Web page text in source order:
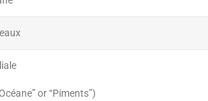
or “Piments”)